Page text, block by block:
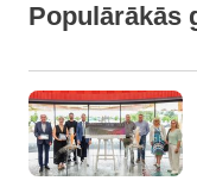
Populārākās